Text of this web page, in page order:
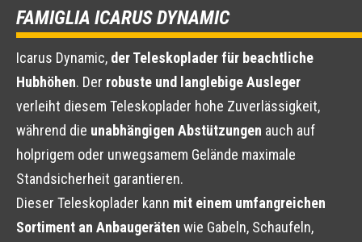
FAMIGLIA ICARUS DYNAMIC
Icarus Dynamic, der Teleskoplader für beachtliche
Hubhöhen. Der robuste und langlebige Ausleger
verleiht diesem Teleskoplader hohe Zuverlässigkeit,
während die unabhängigen Abstützungen auch auf
holprigem oder unwegsamem Gelände maximale
Standsicherheit garantieren.
Dieser Teleskoplader kann mit einem umfangreichen
Sortiment an Anbaugeräten wie Gabeln, Schaufeln,